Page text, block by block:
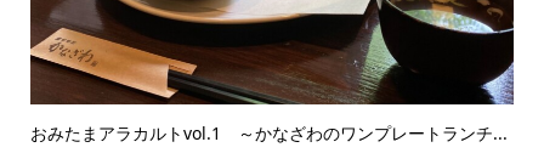
おみたまアラカルトvol.1 ～かなざわのワンプレートランチ...